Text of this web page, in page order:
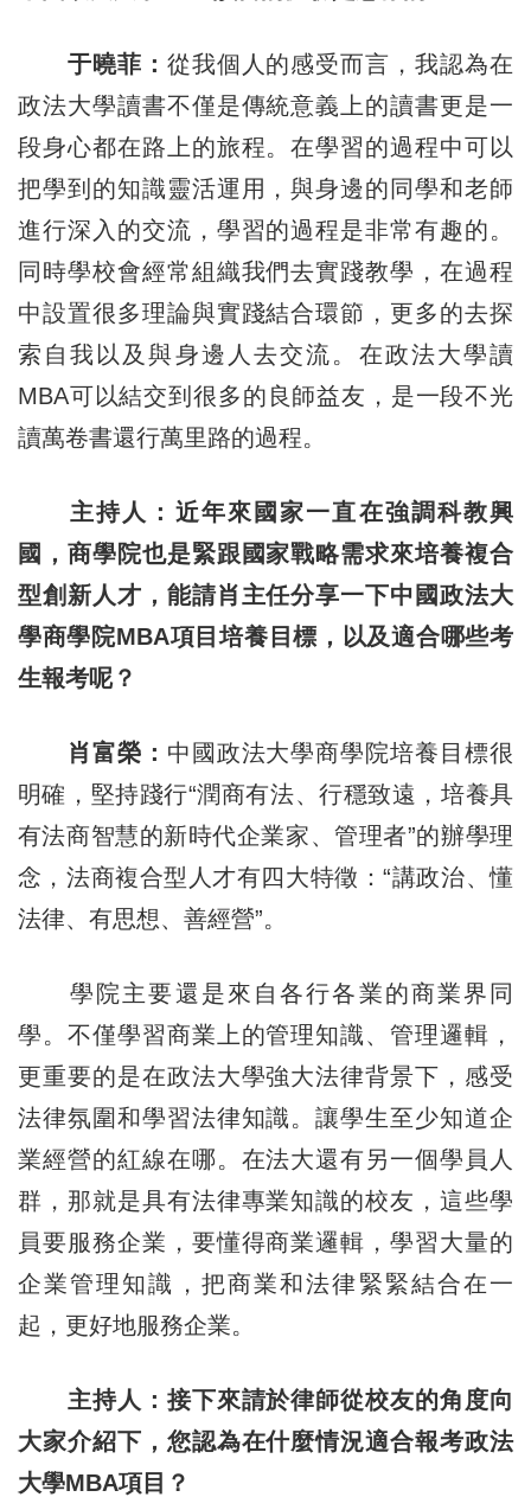
于曉菲： 從我個人的感受而言，我認為在
政法大學讀書不僅是傳統意義上的讀書更是一
段身心都在路上的旅程。在學習的過程中可以
把學到的知識靈活運用，與身邊的同學和老師
進行深入的交流，學習的過程是非常有趣的。
同時學校會經常組織我們去實踐教學，在過程
中設置很多理論與實踐結合環節，更多的去探
索自我以及與身邊人去交流。在政法大學讀
MBA可以結交到很多的良師益友，是一段不光
讀萬卷書還行萬里路的過程。
主持人：近年來國家一直在強調科教興
國，商學院也是緊跟國家戰略需求來培養複合
型創新人才，能請肖主任分享一下中國政法大
學商學院MBA項目培養目標，以及適合哪些考
生報考呢？
肖富榮： 中國政法大學商學院培養目標很
明確，堅持踐行“潤商有法、行穩致遠，培養具
有法商智慧的新時代企業家、管理者”的辦學理
念，法商複合型人才有四大特徵：“講政治、懂
法律、有思想、善經營”。
學院主要還是來自各行各業的商業界同
學。不僅學習商業上的管理知識、管理邏輯，
更重要的是在政法大學強大法律背景下，感受
法律氛圍和學習法律知識。讓學生至少知道企
業經營的紅線在哪。在法大還有另一個學員人
群，那就是具有法律專業知識的校友，這些學
員要服務企業，要懂得商業邏輯，學習大量的
企業管理知識，把商業和法律緊緊結合在一
起，更好地服務企業。
主持人：接下來請於律師從校友的角度向
大家介紹下，您認為在什麼情況適合報考政法
大學MBA項目？